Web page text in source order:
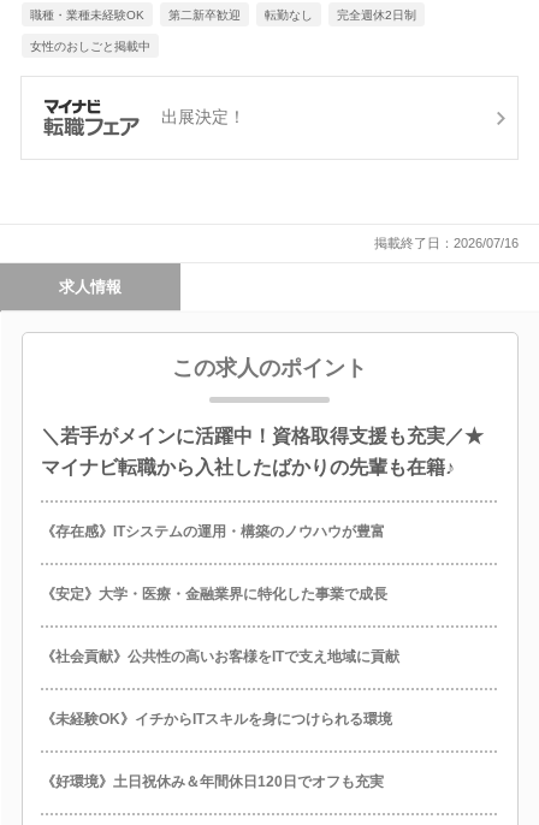
職種・業種未経験OK 第二新卒歓迎 転勤なし 完全週休2日制
女性のおしごと掲載中
出展決定！
掲載終了日：2026/07/16
求人情報
この求人のポイント
＼若手がメインに活躍中！資格取得支援も充実／★
マイナビ転職から入社したばかりの先輩も在籍♪
《存在感》ITシステムの運用・構築のノウハウが豊富
《安定》大学・医療・金融業界に特化した事業で成長
《社会貢献》公共性の高いお客様をITで支え地域に貢献
《未経験OK》イチからITスキルを身につけられる環境
《好環境》土日祝休み＆年間休日120日でオフも充実